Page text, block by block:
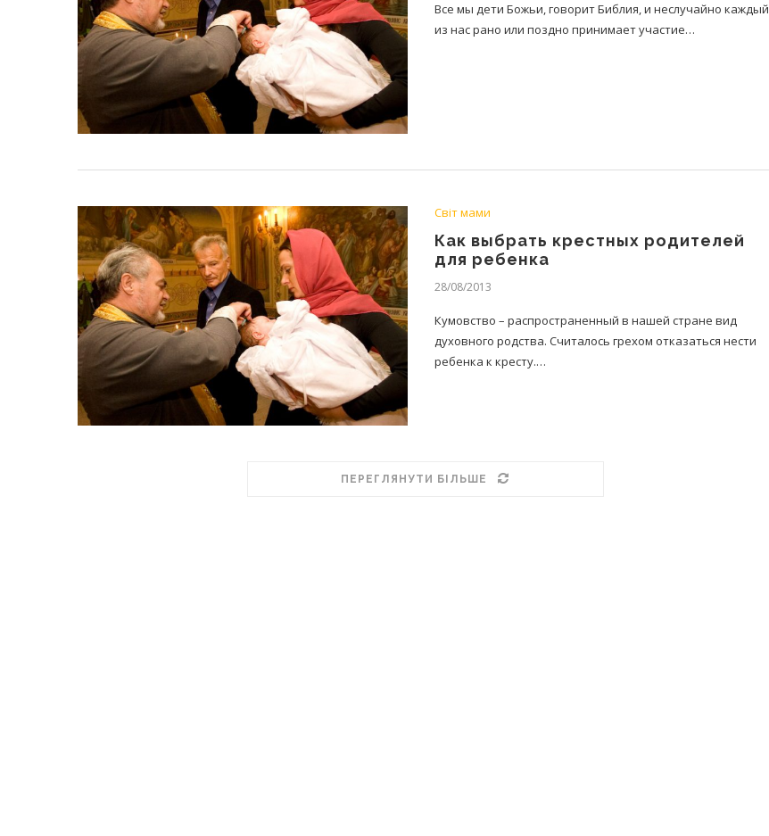
Все мы дети Божьи, говорит Библия, и неслучайно каждый
из нас рано или поздно принимает участие…
Світ мами
Как выбрать крестных родителей
для ребенка
28/08/2013
Кумовство – распространенный в нашей стране вид
духовного родства. Считалось грехом отказаться нести
ребенка к кресту.…
ПЕРЕГЛЯНУТИ БІЛЬШЕ